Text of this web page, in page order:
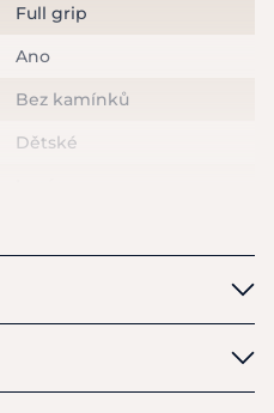
Full grip
Ano
Bez kamínků
Dětské